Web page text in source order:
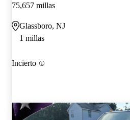
75,657 millas
Glassboro, NJ
1 millas
Incierto